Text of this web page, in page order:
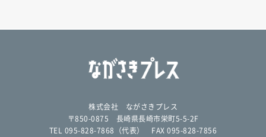
株式会社 ながさきプレス
〒850-0875 長崎県長崎市栄町5-5-2F
TEL 095-828-7868（代表） FAX 095-828-7856